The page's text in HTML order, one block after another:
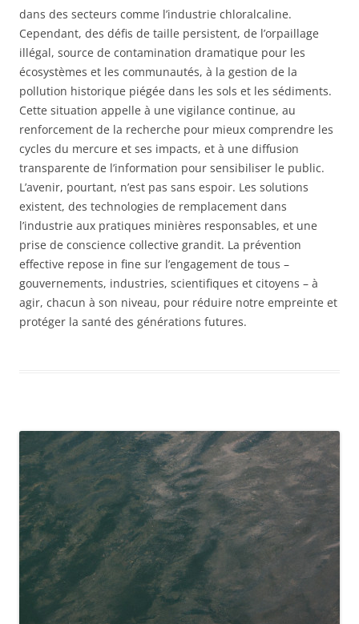
dans des secteurs comme l’industrie chloralcaline.
Cependant, des défis de taille persistent, de l’orpaillage
illégal, source de contamination dramatique pour les
écosystèmes et les communautés, à la gestion de la
pollution historique piégée dans les sols et les sédiments.
Cette situation appelle à une vigilance continue, au
renforcement de la recherche pour mieux comprendre les
cycles du mercure et ses impacts, et à une diffusion
transparente de l’information pour sensibiliser le public.
L’avenir, pourtant, n’est pas sans espoir. Les solutions
existent, des technologies de remplacement dans
l’industrie aux pratiques minières responsables, et une
prise de conscience collective grandit. La prévention
effective repose in fine sur l’engagement de tous –
gouvernements, industries, scientifiques et citoyens – à
agir, chacun à son niveau, pour réduire notre empreinte et
protéger la santé des générations futures.